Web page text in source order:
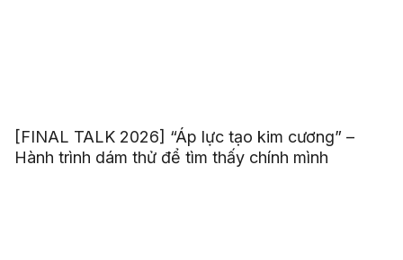
[FINAL TALK 2026] “Áp lực tạo kim cương” –
Hành trình dám thử để tìm thấy chính mình